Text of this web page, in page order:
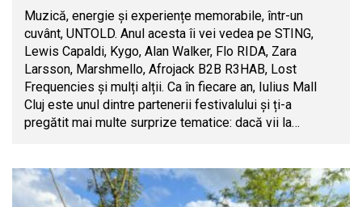
Muzică, energie și experiențe memorabile, într-un
cuvânt, UNTOLD. Anul acesta îi vei vedea pe STING,
Lewis Capaldi, Kygo, Alan Walker, Flo RIDA, Zara
Larsson, Marshmello, Afrojack B2B R3HAB, Lost
Frequencies și mulți alții. Ca în fiecare an, Iulius Mall
Cluj este unul dintre partenerii festivalului și ți-a
pregătit mai multe surprize tematice: dacă vii la…